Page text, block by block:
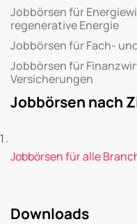
Jobbörsen für
regenerative Energie
Jobbörsen für Fach-
Jobbörsen für
Versicherungen
Jobbörsen nach
Jobbörsen für alle
Downloads